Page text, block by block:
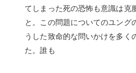
てしまった死の恐怖も意識は克
と。この問題についてのユング
うした致命的な問いかけを多く
た。誰も